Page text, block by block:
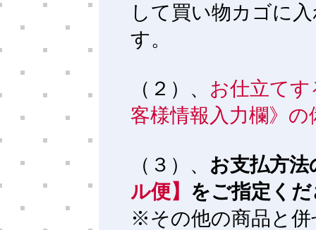
して買い物カゴに
す。
（２）、 お仕立て
客様情報入力欄》
（３）、 お支払方
ル便】 をご指定く
※その他の商品と